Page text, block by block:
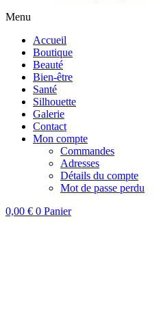
Menu
Accueil
Boutique
Beauté
Bien-être
Santé
Silhouette
Galerie
Contact
Mon compte
Commandes
Adresses
Détails du compte
Mot de passe perdu
0,00 € 0 Panier